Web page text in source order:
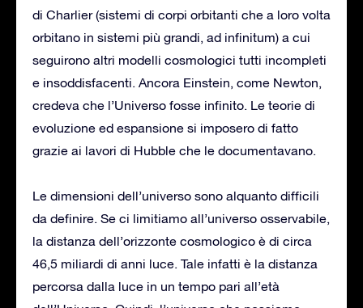
di Charlier (sistemi di corpi orbitanti che a loro volta
orbitano in sistemi più grandi, ad infinitum) a cui
seguirono altri modelli cosmologici tutti incompleti
e insoddisfacenti. Ancora Einstein, come Newton,
credeva che l’Universo fosse infinito. Le teorie di
evoluzione ed espansione si imposero di fatto
grazie ai lavori di Hubble che le documentavano.
Le dimensioni dell’universo sono alquanto difficili
da definire. Se ci limitiamo all’universo osservabile,
la distanza dell’orizzonte cosmologico è di circa
46,5 miliardi di anni luce. Tale infatti è la distanza
percorsa dalla luce in un tempo pari all’età